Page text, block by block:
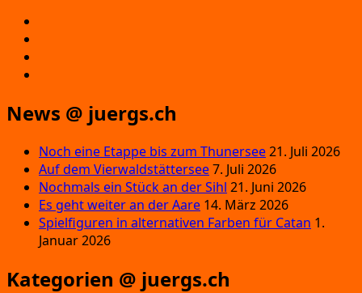
News @ juergs.ch
Noch eine Etappe bis zum Thunersee21. Juli 2026
Auf dem Vierwaldstättersee7. Juli 2026
Nochmals ein Stück an der Sihl 21. Juni 2026
Es geht weiter an der Aare 14. März 2026
Spielfiguren in alternativen Farben für Catan 1.
Januar 2026
Kategorien @ juergs.ch